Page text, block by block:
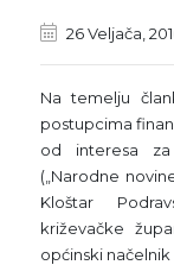
26 Veljača,
Na temelju
postupcima
od interesa
(„Narodne
Kloštar
križevačke
općinski